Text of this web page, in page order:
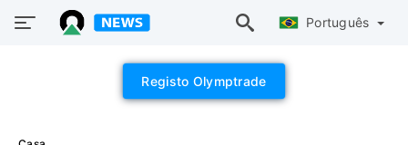
Português
Registo Olymptrade